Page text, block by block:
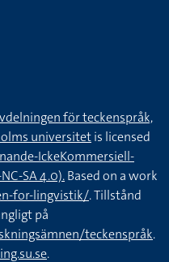
för teckenspråk,
universitetis licensed
IckeKommersiell-
SA 4.0).Based on a work
for-lingvistik/. Tillstånd
på
teckenspråk.
.